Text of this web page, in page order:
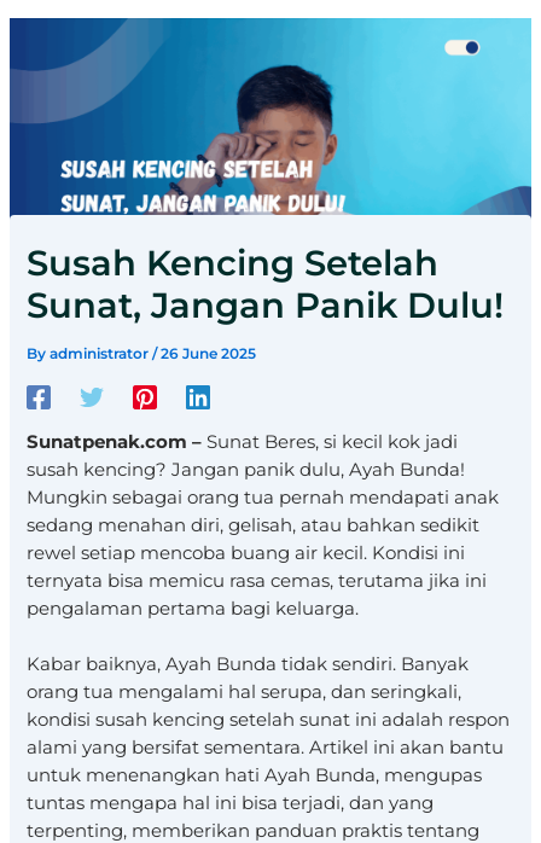
Susah Kencing Setelah
Sunat, Jangan Panik Dulu!
Byadministrator/26 June 2025
Sunatpenak.com – Sunat Beres, si kecil kok jadi
susah kencing? Jangan panik dulu, Ayah Bunda!
Mungkin sebagai orang tua pernah mendapati anak
sedang menahan diri, gelisah, atau bahkan sedikit
rewel setiap mencoba buang air kecil. Kondisi ini
ternyata bisa memicu rasa cemas, terutama jika ini
pengalaman pertama bagi keluarga.
Kabar baiknya, Ayah Bunda tidak sendiri. Banyak
orang tua mengalami hal serupa, dan seringkali,
kondisi susah kencing setelah sunat ini adalah respon
alami yang bersifat sementara. Artikel ini akan bantu
untuk menenangkan hati Ayah Bunda, mengupas
tuntas mengapa hal ini bisa terjadi, dan yang
terpenting, memberikan panduan praktis tentang